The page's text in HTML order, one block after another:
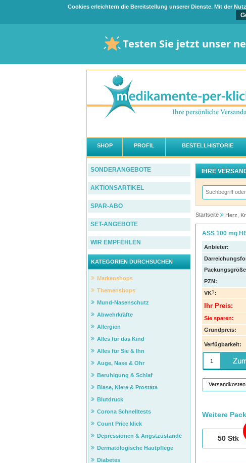
Cookies erleichtern die Bereitstellung unserer Dienste. Mit der
Testen Sie jetzt unser
SHOP PROFIL BESTELLHISTORIE
IHRE
Startseite Herz,
ASS 100 mg
Anbieter:
PZN:
VK1:
Ihr Preis:
Sie sparen:
Grundpreis:
Verfügbarkeit:
Versandkosten
Weitere
50Stk
SONDERANGEBOTE
AKTIONSARTIKEL
SPAR-ABO
SET-ANGEBOTE
WIR EMPFEHLEN
KATEGORIEN DURCHSUCHEN
Markenshops
Themenshops
Mund-Nasenschutz
Abwehrkräfte
Allergien
Alles für das Kind
Alles für Sie & Ihn
Auge, Nase & Ohr
Beruhigung & Schlaf
Blase, Niere & Prostata
Blutdruck
Corona Schnelltests
Count Price klick
Depressionen & Angstzustände
Dermatologische Hautpflege
Diabetes